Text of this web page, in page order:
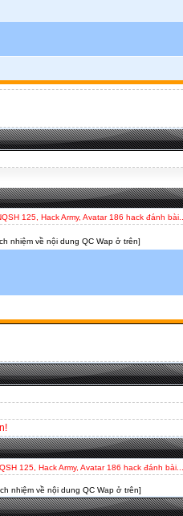
125, Hack Army, Avatar 186 hack đánh bài...
nhiệm về nội dung QC Wap ở trên]
125, Hack Army, Avatar 186 hack đánh bài...
nhiệm về nội dung QC Wap ở trên]